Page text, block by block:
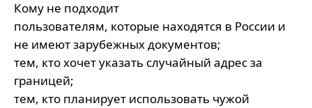
Кому не подходит
пользователям, которые находятся в России и
не имеют зарубежных документов;
тем, кто хочет указать случайный адрес за
границей;
тем, кто планирует использовать чужой